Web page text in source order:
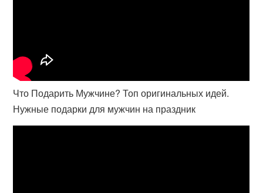
Что Подарить Мужчине? Топ оригинальных идей.
Нужные подарки для мужчин на праздник